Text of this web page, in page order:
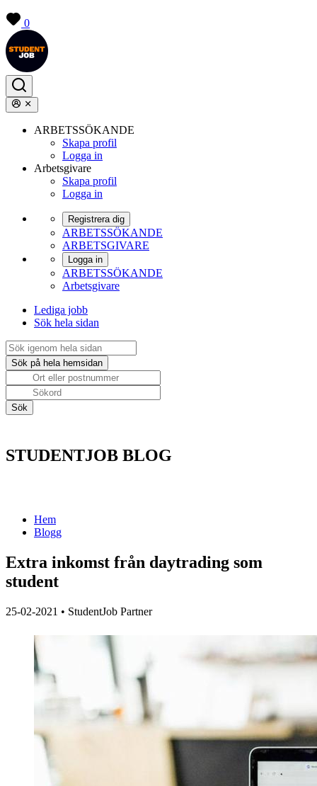
0
ARBETSSÖKANDE
Skapa profil
Logga in
Arbetsgivare
Skapa profil
Logga in
Registrera dig
ARBETSSÖKANDE
ARBETSGIVARE
Logga in
ARBETSSÖKANDE
Arbetsgivare
Lediga jobb
Sök hela sidan
STUDENTJOB BLOG
Hem
Blogg
Extra inkomst från daytrading som
student
25-02-2021 • StudentJob Partner